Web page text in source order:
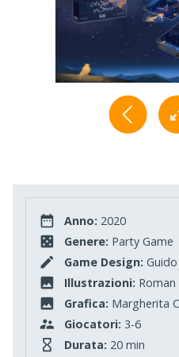
Anno: 2020
Genere: Party Game
Game Design:
Illustrazioni:
Grafica: Margherita
Giocatori: 3-6
Durata: 20 min